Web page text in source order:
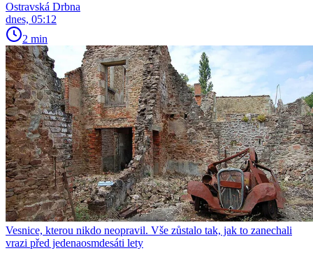
Ostravská Drbna
dnes, 05:12
2 min
Vesnice, kterou nikdo neopravil. Vše zůstalo tak, jak to zanechali
vrazi před jedenaosmdesáti lety